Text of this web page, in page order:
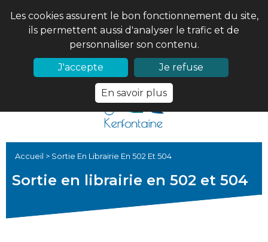
Les cookies assurent le bon fonctionnement du site,
ils permettent aussi d'analyser le trafic et de
personnaliser son contenu.
J'accepte
Je refuse
En savoir plus
02 97 56 61 18
Accueil > Sortie En Librairie En 502 Et 504
Sortie en librairie en 502 et 504